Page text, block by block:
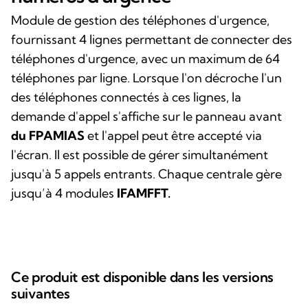
Module de gestion des téléphones d'urgence,
fournissant 4 lignes permettant de connecter des
téléphones d'urgence, avec un maximum de 64
téléphones par ligne. Lorsque l'on décroche l'un
des téléphones connectés à ces lignes, la
demande d'appel s'affiche sur le panneau avant
du FPAMIASet l'appel peut être accepté via
l'écran. Il est possible de gérer simultanément
jusqu'à 5 appels entrants. Chaque centrale gère
jusqu’à 4 modules IFAMFFT.
Ce produit est disponible dans les versions
suivantes